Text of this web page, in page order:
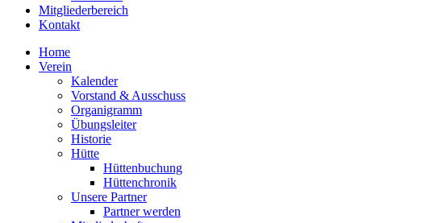
Mitgliederbereich
Kontakt
Home
Verein
Kalender
Vorstand & Ausschuss
Organigramm
Übungsleiter
Historie
Hütte
Hüttenbuchung
Hüttenchronik
Unsere Partner
Partner werden